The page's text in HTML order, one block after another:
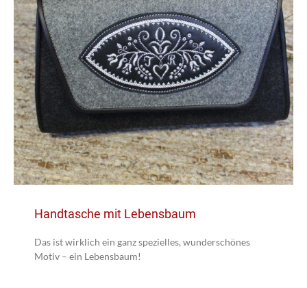
Handtasche mit Lebensbaum
Das ist wirklich ein ganz spezielles, wunderschönes
Motiv – ein Lebensbaum!